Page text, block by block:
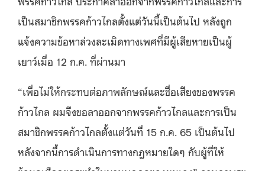
เป็นสมาชิกพรรคก้าวไกลตั้งแต่วันนี้เป็นต้นไป หลังถูก
แจ้งความข้อหาล่วงละเมิดทางเพศที่มีผู้เสียหายเป็นผู้
เยาว์เมื่อ 12 ก.ค. ที่ผ่านมา
“เพื่อไม่ให้กระทบต่อภาพลักษณ์และชื่อเสียงของพรรค
ก้าวไกล ผมจึงขอลาออกจากพรรคก้าวไกลและการเป็น
สมาชิกพรรคก้าวไกลตั้งแต่วันที่ 15 ก.ค. 65 เป็นต้นไป
หลังจากนี้การดำเนินการทางกฎหมายใดๆ กับผู้ที่ให้